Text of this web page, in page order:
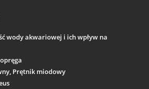
wody akwariowej i ich wpływ na
Prętnik miodowy